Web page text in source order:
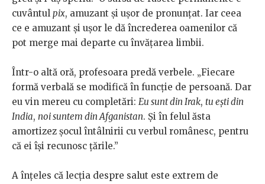
cuvântul pix, amuzant și ușor de pronunțat. Iar ceea
ce e amuzant și ușor le dă încrederea oamenilor că
pot merge mai departe cu învățarea limbii.
Într-o altă oră, profesoara predă verbele. „Fiecare
formă verbală se modifică în funcție de persoană. Dar
eu vin mereu cu completări: Eu sunt din Irak, tu ești din
India, noi suntem din Afganistan. Și în felul ăsta
amortizez șocul întâlnirii cu verbul românesc, pentru
că ei își recunosc țările.”
A înțeles că lecția despre salut este extrem de